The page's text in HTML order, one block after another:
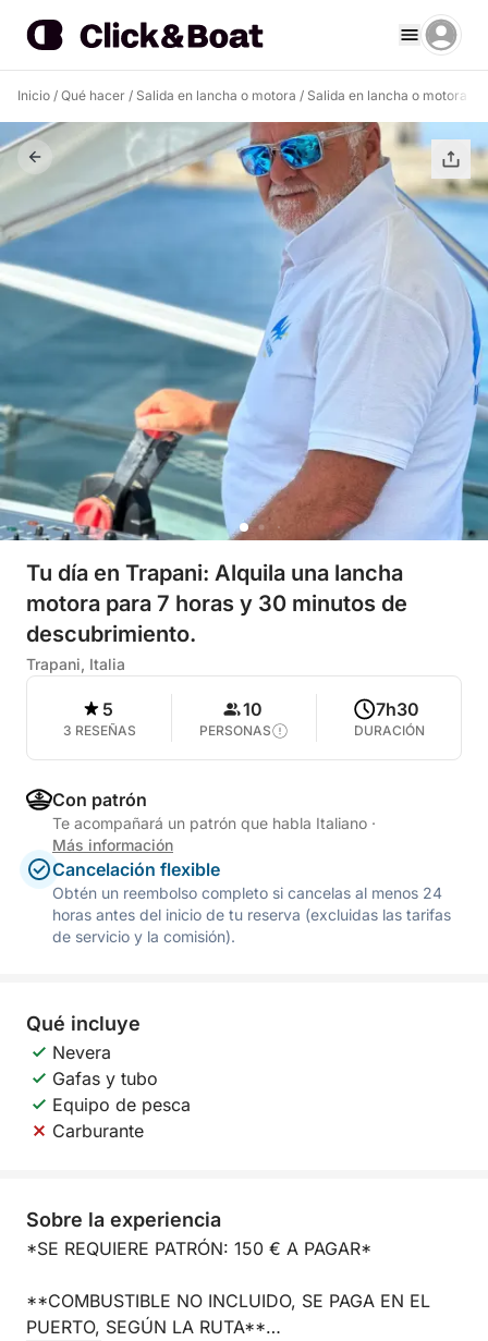
Inicio / Qué hacer / Salida en lancha o motora / Salida en lancha o motora
Tu día en Trapani: Alquila una lancha
motora para 7 horas y 30 minutos de
descubrimiento.
Trapani, Italia
5
3 RESEÑAS
10
PERSONAS
7h30
DURACIÓN
Con patrón
Te acompañará un patrón que habla Italiano ·
Más información
Cancelación flexible
Obtén un reembolso completo si cancelas al menos 24
horas antes del inicio de tu reserva (excluidas las tarifas
de servicio y la comisión).
Qué incluye
Nevera
Gafas y tubo
Equipo de pesca
Carburante
Sobre la experiencia
*SE REQUIERE PATRÓN: 150 € A PAGAR*
**COMBUSTIBLE NO INCLUIDO, SE PAGA EN EL
PUERTO, SEGÚN LA RUTA**